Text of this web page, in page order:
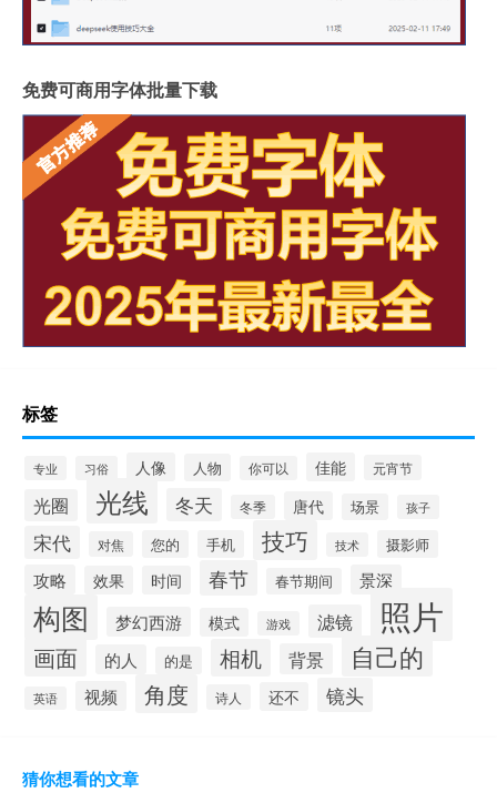
免费可商用字体批量下载
标签
专业 习俗 人像 人物 你可以 佳能 元宵节
光圈 光线 冬天 冬季 唐代 场景 孩子
宋代 对焦 您的 手机 技巧 技术 摄影师
攻略 效果 时间 春节 春节期间 景深
构图 梦幻西游 模式 游戏 滤镜 照片
画面 的人 的是 相机 背景 自己的
英语 视频 角度 诗人 还不 镜头
猜你想看的文章